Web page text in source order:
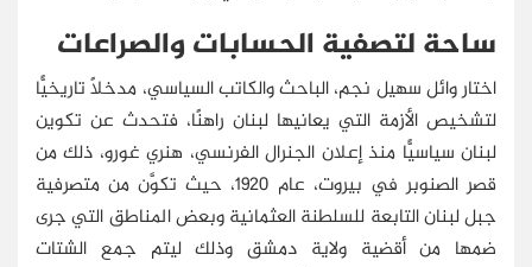
ساحة لتصفية الحسابات والصراعات
اختار وائل سهيل نجم، الباحث والكاتب السياسي، مدخلًا تاريخيًّا
لتشخيص الأزمة التي يعانيها لبنان راهنًا، فتحدث عن تكوين
لبنان سياسيًّا منذ إعلان الجنرال الفرنسي، هنري غورو، ذلك من
قصر الصنوبر في بيروت، عام 1920، حيث تكوَّن من متصرفية
جبل لبنان التابعة للسلطنة العثمانية وبعض المناطق التي جرى
ضمها من أقضية ولاية دمشق وذلك ليتم جمع الشتات